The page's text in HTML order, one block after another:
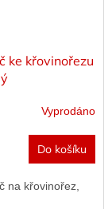
ke křovinořezu
Vyprodáno
Do košíku
na křovinořez,